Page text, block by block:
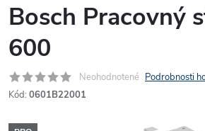
Bosch Pracovný
600
Neohodnotené Podrobnosti
Kód: 0601B22001